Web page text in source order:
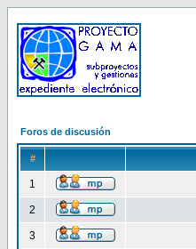
Foros de discusión
#
1
2
3